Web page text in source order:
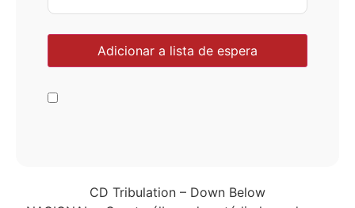
CD Tribulation – Down Below